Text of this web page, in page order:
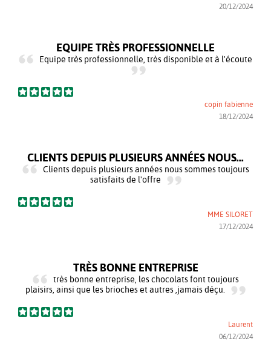
20/12/2024
EQUIPE TRÈS PROFESSIONNELLE
Equipe très professionnelle, très disponible et à l'écoute
copin fabienne
18/12/2024
CLIENTS DEPUIS PLUSIEURS ANNÉES NOUS...
Clients depuis plusieurs années nous sommes toujours
satisfaits de l'offre
MME SILORET
17/12/2024
TRÈS BONNE ENTREPRISE
très bonne entreprise, les chocolats font toujours
plaisirs, ainsi que les brioches et autres ,jamais déçu.
Laurent
06/12/2024